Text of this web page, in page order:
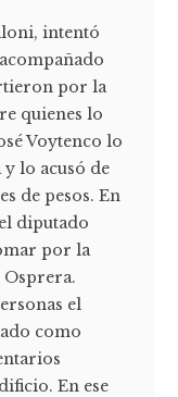
intentó
por la
quienes lo
Voytenco lo
lo acusó de
de pesos. En
diputado
por la
Osprera.
el
como
En ese